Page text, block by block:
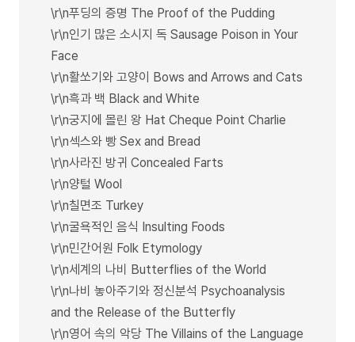
\r\n푸딩의 증명 The Proof of the Pudding
\r\n인기 많은 소시지 독 Sausage Poison in Your
Face
\r\n활쏘기와 고양이 Bows and Arrows and Cats
\r\n흑과 백 Black and White
\r\n궁지에 몰린 왕 Hat Cheque Point Charlie
\r\n섹스와 빵 Sex and Bread
\r\n사라진 방귀 Concealed Farts
\r\n양털 Wool
\r\n칠면조 Turkey
\r\n굴욕적인 음식 Insulting Foods
\r\n민간어원 Folk Etymology
\r\n세계의 나비 Butterflies of the World
\r\n나비 놓아주기와 정신분석 Psychoanalysis
and the Release of the Butterfly
\r\n영어 속의 악당 The Villains of the Language